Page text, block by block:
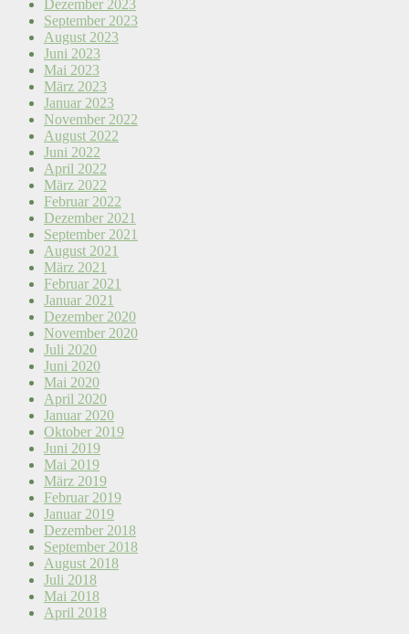
Dezember 2023
September 2023
August 2023
Juni 2023
Mai 2023
März 2023
Januar 2023
November 2022
August 2022
Juni 2022
April 2022
März 2022
Februar 2022
Dezember 2021
September 2021
August 2021
März 2021
Februar 2021
Januar 2021
Dezember 2020
November 2020
Juli 2020
Juni 2020
Mai 2020
April 2020
Januar 2020
Oktober 2019
Juni 2019
Mai 2019
März 2019
Februar 2019
Januar 2019
Dezember 2018
September 2018
August 2018
Juli 2018
Mai 2018
April 2018